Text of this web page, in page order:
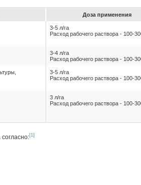
До­за при­ме­не­ния
3-5 л/га
Расход рабочего раствора - 100-
3-4 л/га
Расход рабочего раствора - 100-
3-5 л/га
Расход рабочего раствора - 100-
3 л/га
Расход рабочего раствора - 100-
[1]